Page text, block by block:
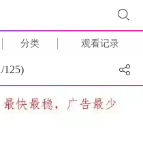
分类 观看记录
/125)